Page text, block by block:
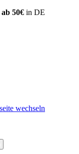
ab 50€ in DE